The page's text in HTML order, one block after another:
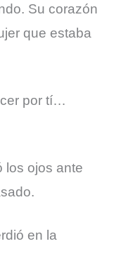
Su corazón
que estaba
por tí…
los ojos ante
en la